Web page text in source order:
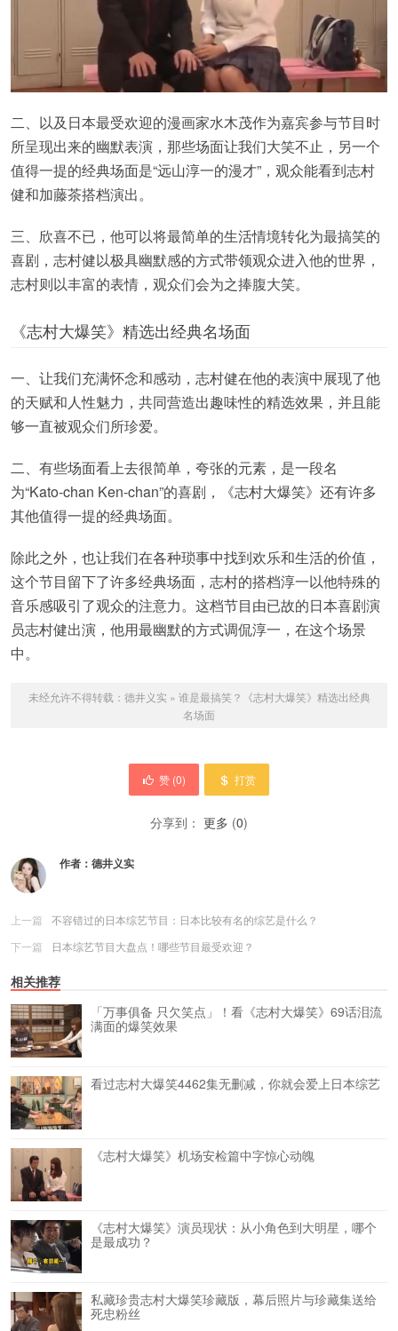
二、以及日本最受欢迎的漫画家水木茂作为嘉宾参与节目时
所呈现出来的幽默表演，那些场面让我们大笑不止，另一个
值得一提的经典场面是“远山淳一的漫才”，观众能看到志村
健和加藤茶搭档演出。
三、欣喜不已，他可以将最简单的生活情境转化为最搞笑的
喜剧，志村健以极具幽默感的方式带领观众进入他的世界，
志村则以丰富的表情，观众们会为之捧腹大笑。
《志村大爆笑》精选出经典名场面
一、让我们充满怀念和感动，志村健在他的表演中展现了他
的天赋和人性魅力，共同营造出趣味性的精选效果，并且能
够一直被观众们所珍爱。
二、有些场面看上去很简单，夸张的元素，是一段名
为“Kato-chan Ken-chan”的喜剧，《志村大爆笑》还有许多
其他值得一提的经典场面。
除此之外，也让我们在各种琐事中找到欢乐和生活的价值，
这个节目留下了许多经典场面，志村的搭档淳一以他特殊的
音乐感吸引了观众的注意力。这档节目由已故的日本喜剧演
员志村健出演，他用最幽默的方式调侃淳一，在这个场景
中。
未经允许不得转载： 德井义实 » 谁是最搞笑？《志村大爆笑》精选出经典
名场面
赞 (0) 打赏
分享到： 更多 (0)
作者： 德井义实
上一篇
不容错过的日本综艺节目：日本比较有名的综艺是什么？
下一篇
日本综艺节目大盘点！哪些节目最受欢迎？
相关推荐
「万事俱备 只欠笑点」！看《志村大爆笑》69话泪流
满面的爆笑效果
看过志村大爆笑4462集无删减，你就会爱上日本综艺
《志村大爆笑》机场安检篇中字惊心动魄
《志村大爆笑》演员现状：从小角色到大明星，哪个
是最成功？
私藏珍贵志村大爆笑珍藏版，幕后照片与珍藏集送给
死忠粉丝